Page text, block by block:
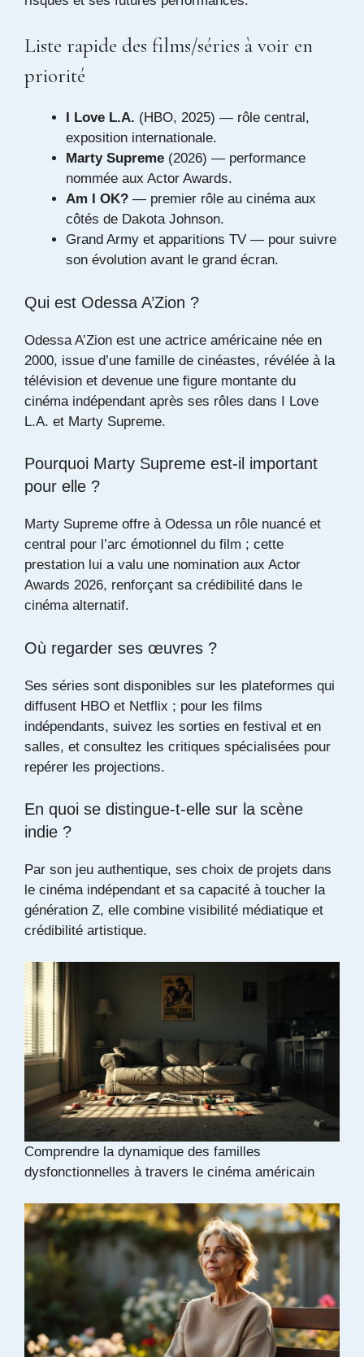
Liste rapide des films/séries à voir en
priorité
I Love L.A. (HBO, 2025) — rôle central,
exposition internationale.
Marty Supreme (2026) — performance
nommée aux Actor Awards.
Am I OK? — premier rôle au cinéma aux
côtés de Dakota Johnson.
Grand Army et apparitions TV — pour suivre
son évolution avant le grand écran.
Qui est Odessa A’Zion ?
Odessa A’Zion est une actrice américaine née en
2000, issue d’une famille de cinéastes, révélée à la
télévision et devenue une figure montante du
cinéma indépendant après ses rôles dans I Love
L.A. et Marty Supreme.
Pourquoi Marty Supreme est-il important
pour elle ?
Marty Supreme offre à Odessa un rôle nuancé et
central pour l’arc émotionnel du film ; cette
prestation lui a valu une nomination aux Actor
Awards 2026, renforçant sa crédibilité dans le
cinéma alternatif.
Où regarder ses œuvres ?
Ses séries sont disponibles sur les plateformes qui
diffusent HBO et Netflix ; pour les films
indépendants, suivez les sorties en festival et en
salles, et consultez les critiques spécialisées pour
repérer les projections.
En quoi se distingue-t-elle sur la scène
indie ?
Par son jeu authentique, ses choix de projets dans
le cinéma indépendant et sa capacité à toucher la
génération Z, elle combine visibilité médiatique et
crédibilité artistique.
Comprendre la dynamique des familles
dysfonctionnelles à travers le cinéma américain